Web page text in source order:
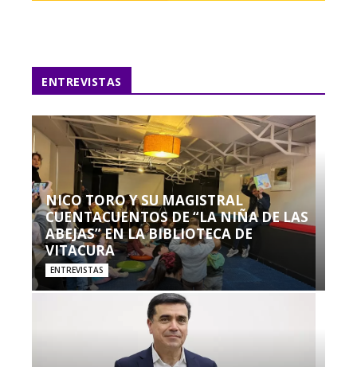
ENTREVISTAS
NICO TORO Y SU MAGISTRAL
CUENTACUENTOS DE “LA NIÑA DE LAS
ABEJAS” EN LA BIBLIOTECA DE
VITACURA
ENTREVISTAS